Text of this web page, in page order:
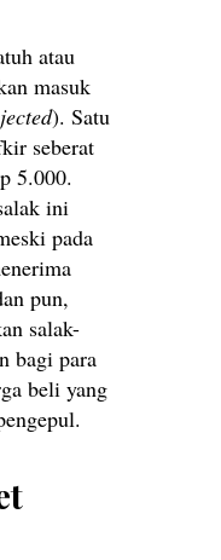
atau
masuk
). Satu
seberat
5.000.
ini
pada
pun,
salak-
bagi para
beli yang